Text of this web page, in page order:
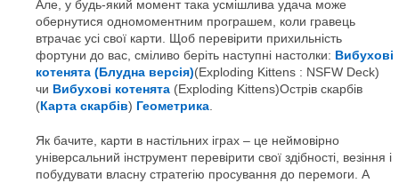
Але, у будь-який момент така усмішлива удача може
обернутися одномоментним програшем, коли гравець
втрачає усі свої карти. Щоб перевірити прихильність
фортуни до вас, сміливо беріть наступні настолки: Вибухові
котенята (Блудна версія)(Exploding Kittens : NSFW Deck)
чи Вибухові котенята (Exploding Kittens)Острів скарбів
(Карта скарбів) Геометрика.
Як бачите, карти в настільних іграх – це неймовірно
універсальний інструмент перевірити свої здібності, везіння і
побудувати власну стратегію просування до перемоги. А